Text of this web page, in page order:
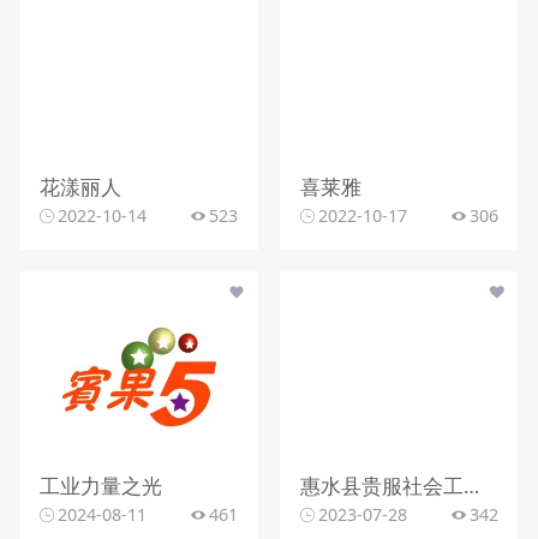
花漾丽人
2022-10-14 523
喜莱雅
2022-10-17 306
工业力量之光
2024-08-11 461
惠水县贵服社会工作服务中心
2023-07-28 342